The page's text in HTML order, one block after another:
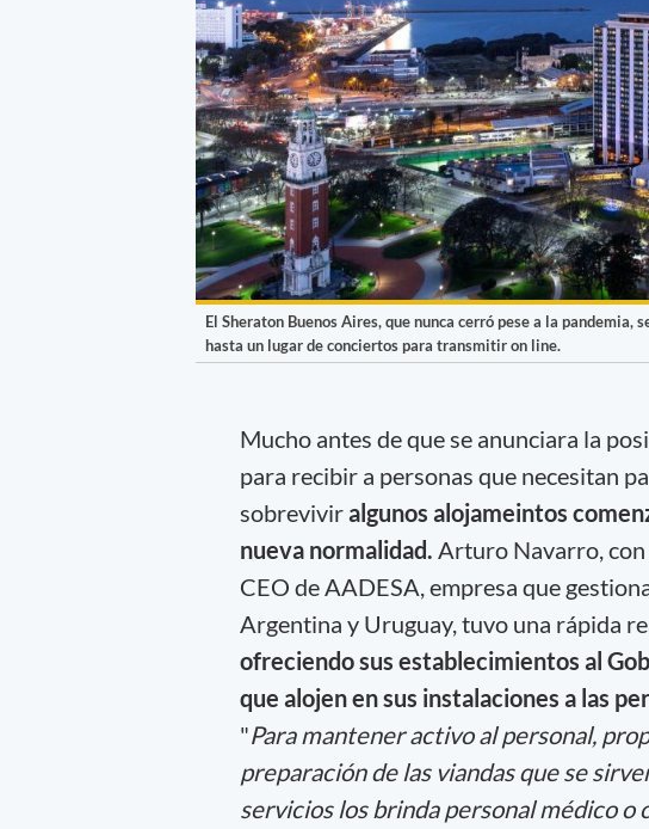
El Sheraton Buenos Aires, que nunca cerró pese a la
hasta un lugar de conciertos para transmitir on line.
Mucho antes de que se anunciara la
para recibir a personas que necesitan
sobreviviralgunos alojameintos
nueva normalidad. Arturo Navarro, con
CEO de AADESA, empresa que
Argentina y Uruguay, tuvo una rápida
ofreciendo sus establecimientos al
que alojen en sus instalaciones a las
"Para mantener activo al personal,
preparación de las viandas que se
servicios los brinda personal médico o